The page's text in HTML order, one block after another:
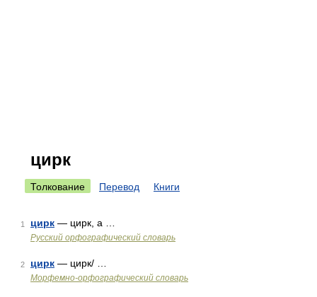
цирк
Толкование Перевод Книги
1 цирк — цирк, а …
Русский орфографический словарь
2 цирк — цирк/ …
Морфемно-орфографический словарь